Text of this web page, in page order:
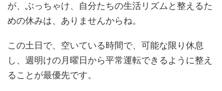
が、ぶっちゃけ、自分たちの生活リズムと整えるた
めの休みは、ありませんからね。
この土日で、空いている時間で、可能な限り休息
し、週明けの月曜日から平常運転できるように整え
ることが最優先です。